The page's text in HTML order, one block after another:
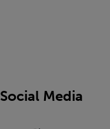
Social Media